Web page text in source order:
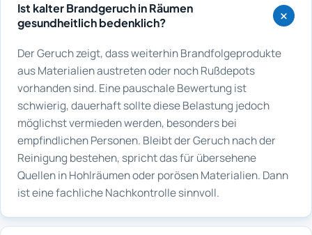
Ist kalter Brandgeruch in Räumen
gesundheitlich bedenklich?
Der Geruch zeigt, dass weiterhin Brandfolgeprodukte
aus Materialien austreten oder noch Rußdepots
vorhanden sind. Eine pauschale Bewertung ist
schwierig, dauerhaft sollte diese Belastung jedoch
möglichst vermieden werden, besonders bei
empfindlichen Personen. Bleibt der Geruch nach der
Reinigung bestehen, spricht das für übersehene
Quellen in Hohlräumen oder porösen Materialien. Dann
ist eine fachliche Nachkontrolle sinnvoll.